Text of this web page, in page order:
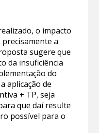
o impacto
a
sugere que
da insuficiência
do
aplicação de
+ TP, seja
que daí resulte
possível para o